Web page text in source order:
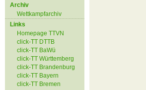
Archiv
Wettkampfarchiv
Links
Homepage TTVN
click-TT DTTB
click-TT BaWü
click-TT Württemberg
click-TT Brandenburg
click-TT Bayern
click-TT Bremen